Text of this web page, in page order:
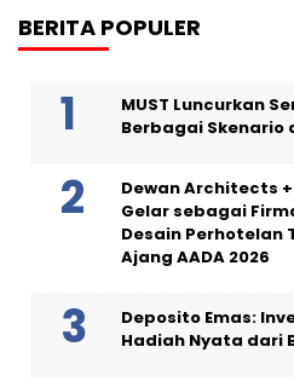
BERITA POPULER
MUST Luncurkan
Berbagai Skenario
Dewan Architects
Gelar sebagai
Desain Perhotelan
Ajang AADA 2026
Deposito Emas:
Hadiah Nyata dari